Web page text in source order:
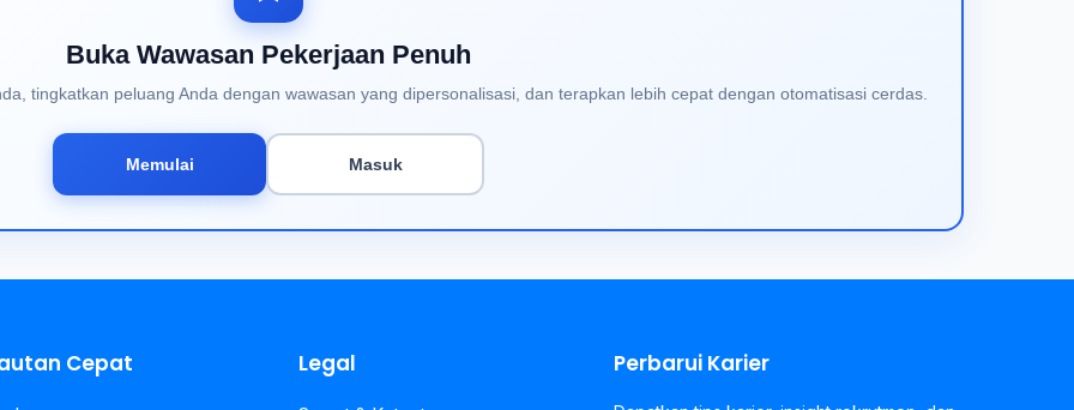
Buka Wawasan Pekerjaan Penuh
tingkatkan peluang Anda dengan wawasan yang dipersonalisasi, dan terapkan lebih cepat dengan otomatisasi cerdas.
Memulai Masuk
Cepat Legal Perbarui Karier